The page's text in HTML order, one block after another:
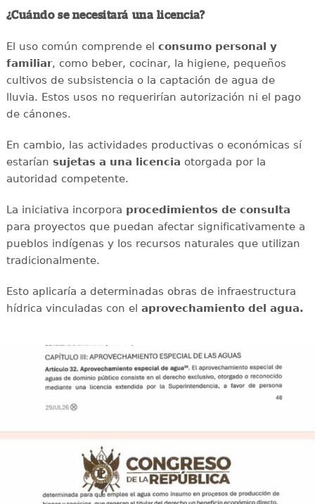
¿Cuándo se necesitará una licencia?
El uso común comprende el consumo personal y
familiar, como beber, cocinar, la higiene, pequeños
cultivos de subsistencia o la captación de agua de
lluvia. Estos usos no requerirían autorización ni el pago
de cánones.
En cambio, las actividades productivas o económicas sí
estarían sujetas a una licencia otorgada por la
autoridad competente.
La iniciativa incorpora procedimientos de consulta
para proyectos que puedan afectar significativamente a
pueblos indígenas y los recursos naturales que utilizan
tradicionalmente.
Esto aplicaría a determinadas obras de infraestructura
hídrica vinculadas con el aprovechamiento del agua.